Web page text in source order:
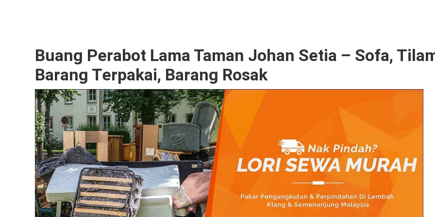
Buang Perabot Lama Taman Johan Setia – Sofa,
Barang Terpakai, Barang Rosak